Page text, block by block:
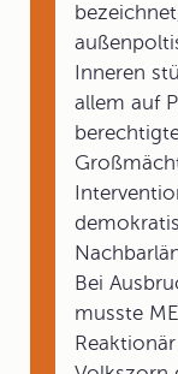
Inneren
allem auf
Bei
musste